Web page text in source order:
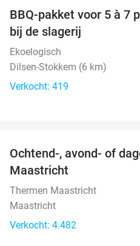
BBQ-pakket voor 5 à 7
bij de slagerij
Ekoelogisch
Dilsen-Stokkem (6 km)
Verkocht: 419
Ochtend-, avond- of
Maastricht
Thermen Maastricht
Maastricht
Verkocht: 4.482